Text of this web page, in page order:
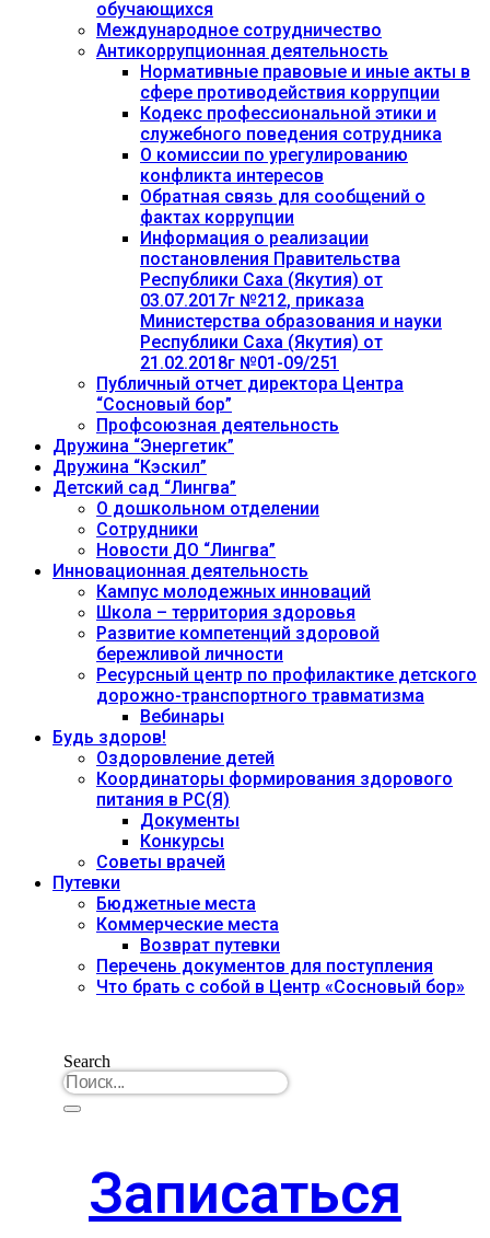
обучающихся
Международное сотрудничество
Антикоррупционная деятельность
Нормативные правовые и иные акты в
сфере противодействия коррупции
Кодекс профессиональной этики и
служебного поведения сотрудника
О комиссии по урегулированию
конфликта интересов
Обратная связь для сообщений о
фактах коррупции
Информация о реализации
постановления Правительства
Республики Саха (Якутия) от
03.07.2017г №212, приказа
Министерства образования и науки
Республики Саха (Якутия) от
21.02.2018г №01-09/251
Публичный отчет директора Центра
“Сосновый бор”
Профсоюзная деятельность
Дружина “Энергетик”
Дружина “Кэскил”
Детский сад “Лингва”
О дошкольном отделении
Сотрудники
Новости ДО “Лингва”
Инновационная деятельность
Кампус молодежных инноваций
Школа – территория здоровья
Развитие компетенций здоровой
бережливой личности
Ресурсный центр по профилактике детского
дорожно-транспортного травматизма
Вебинары
Будь здоров!
Оздоровление детей
Координаторы формирования здорового
питания в РС(Я)
Документы
Конкурсы
Советы врачей
Путевки
Бюджетные места
Коммерческие места
Возврат путевки
Перечень документов для поступления
Что брать с собой в Центр «Сосновый бор»
Search
Записаться